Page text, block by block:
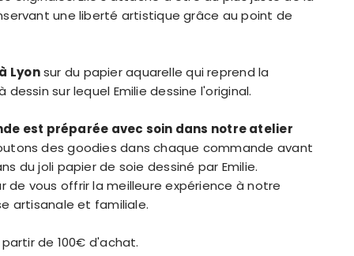
une liberté artistique grâce au point de
Lyon sur du papier aquarelle qui reprend la
sur lequel Emilie dessine l'original.
est préparée avec soin dans notre atelier
des goodies dans chaque commande avant
du joli papier de soie dessiné par Emilie.
de vous offrir la meilleure expérience à notre
artisanale et familiale.
de 100€ d'achat.